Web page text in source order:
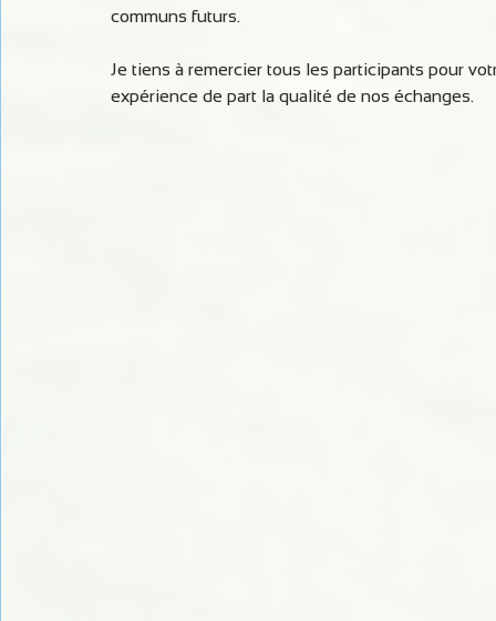
communs futurs.
Je tiens à remercier tous les participants pour
expérience de part la qualité de nos échanges.